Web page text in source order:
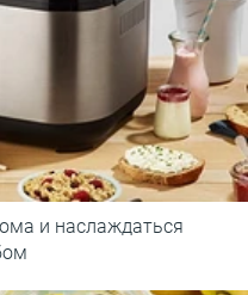
и наслаждаться